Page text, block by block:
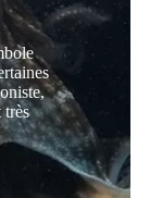
très